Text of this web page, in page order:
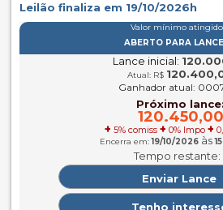
Leilão finaliza em 19/10/2026h
Valor mínimo atingido
ABERTO PARA
Lance inicial:
Atual: R$
Ganhador atual:
Próximo lance:
120.450,00
+ 5% comiss + 0% Impo +
Encerra em: 19/10/2026 às
Tempo restante: